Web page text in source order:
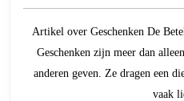
Artikel over Geschenken De
Geschenken zijn meer dan
anderen geven. Ze dragen een
vaak